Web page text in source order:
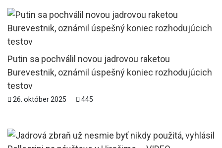
Putin sa pochválil novou jadrovou raketou
Burevestnik, oznámil úspešný koniec rozhodujúcich
testov
26. október 2025 445